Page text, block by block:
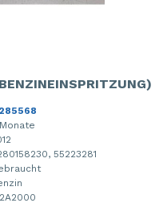
55223281